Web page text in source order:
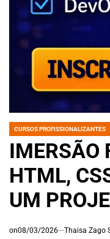
POSTED
CURSOS PROFISSIONALIZANTES
IMERSÃO
HTML,
UM
on08/03/2026 Thaisa Zago